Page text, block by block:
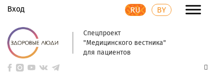
Вход RU BY
Спецпроект
"Медицинского вестника"
для пациентов